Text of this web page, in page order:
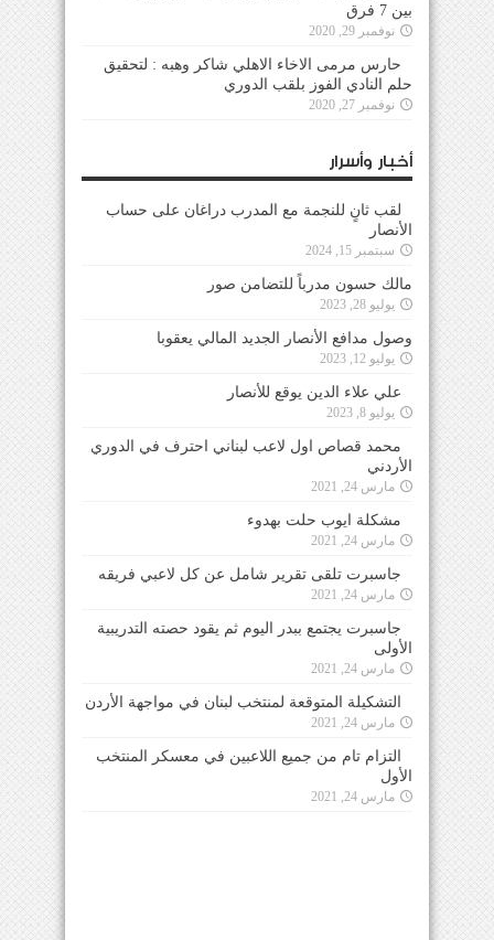
بين 7 فرق
نوفمبر 29, 2020
حارس مرمى الاخاء الاهلي شاكر وهبه : لتحقيق
حلم النادي الفوز بلقب الدوري
نوفمبر 27, 2020
أخبار وأسرار
لقب ثانٍ للنجمة مع المدرب دراغان على حساب
الأنصار
سبتمبر 15, 2024
مالك حسون مدرباً للتضامن صور
يوليو 28, 2023
وصول مدافع الأنصار الجديد المالي يعقوبا
يوليو 12, 2023
علي علاء الدين يوقع للأنصار
يوليو 8, 2023
محمد قصاص اول لاعب لبناني احترف في الدوري
الأردني
مارس 24, 2021
مشكلة ايوب حلت بهدوء
مارس 24, 2021
جاسبرت تلقى تقرير شامل عن كل لاعبي فريقه
مارس 24, 2021
جاسبرت يجتمع ببدر اليوم ثم يقود حصته التدريبية
الأولى
مارس 24, 2021
التشكيلة المتوقعة لمنتخب لبنان في مواجهة الأردن
مارس 24, 2021
التزام تام من جميع اللاعبين في معسكر المنتخب
الأول
مارس 24, 2021